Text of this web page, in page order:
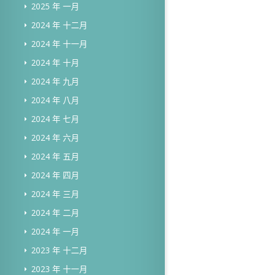
2025 年 一月
2024 年 十二月
2024 年 十一月
2024 年 十月
2024 年 九月
2024 年 八月
2024 年 七月
2024 年 六月
2024 年 五月
2024 年 四月
2024 年 三月
2024 年 二月
2024 年 一月
2023 年 十二月
2023 年 十一月